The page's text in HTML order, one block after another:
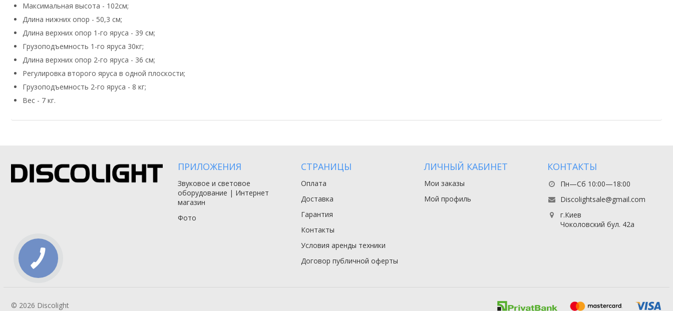
Максимальная высота - 102см;
Длина нижних опор - 50,3 см;
Длина верхних опор 1-го яруса - 39 см;
Грузоподъемность 1-го яруса 30кг;
Длина верхних опор 2-го яруса - 36 см;
Регулировка второго яруса в одной плоскости;
Грузоподъемность 2-го яруса - 8 кг;
Вес - 7 кг.
ПРИЛОЖЕНИЯ
Звуковое и световое
оборудование | Интернет
магазин
Фото
СТРАНИЦЫ
Оплата
Доставка
Гарантия
Контакты
Условия аренды техники
Договор публичной оферты
ЛИЧНЫЙ КАБИНЕТ
Мои заказы
Мой профиль
КОНТАКТЫ
Пн—Сб 10:00—18:00
Discolightsale@gmail.com
г.Киев
Чоколовский бул. 42а
© 2026 Discolight